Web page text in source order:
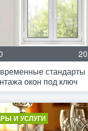
стандарты
окон под ключ
И УСЛУГИ